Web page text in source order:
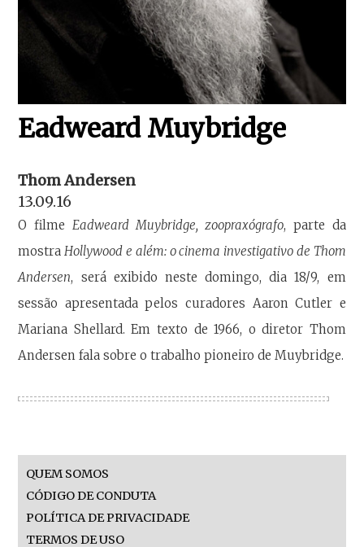
Eadweard Muybridge
Thom Andersen
13.09.16
O filme Eadweard Muybridge, zoopraxógrafo, parte da
mostra Hollywood e além: o cinema investigativo de Thom
Andersen, será exibido neste domingo, dia 18/9, em
sessão apresentada pelos curadores Aaron Cutler e
Mariana Shellard. Em texto de 1966, o diretor Thom
Andersen fala sobre o trabalho pioneiro de Muybridge.
QUEM SOMOS
CÓDIGO DE CONDUTA
POLÍTICA DE PRIVACIDADE
TERMOS DE USO